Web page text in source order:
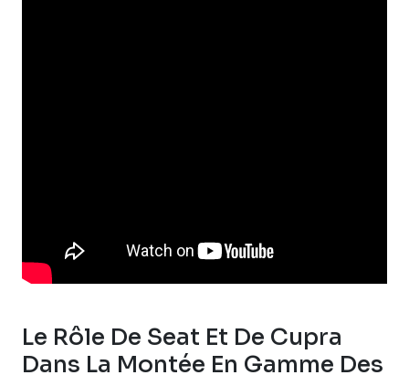
Le Rôle De Seat Et De Cupra
Dans La Montée En Gamme Des